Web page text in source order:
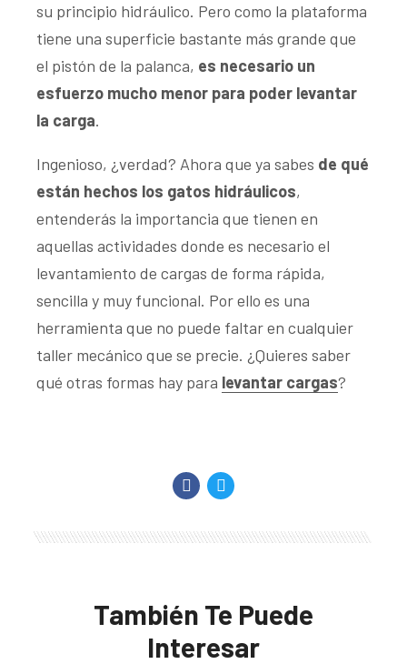
su principio hidráulico. Pero como la plataforma
tiene una superficie bastante más grande que
el pistón de la palanca, es necesario un
esfuerzo mucho menor para poder levantar
la carga.
Ingenioso, ¿verdad? Ahora que ya sabes de qué
están hechos los gatos hidráulicos,
entenderás la importancia que tienen en
aquellas actividades donde es necesario el
levantamiento de cargas de forma rápida,
sencilla y muy funcional. Por ello es una
herramienta que no puede faltar en cualquier
taller mecánico que se precie. ¿Quieres saber
qué otras formas hay para levantar cargas?
También Te Puede
Interesar